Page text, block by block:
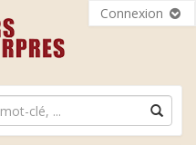
Connexion